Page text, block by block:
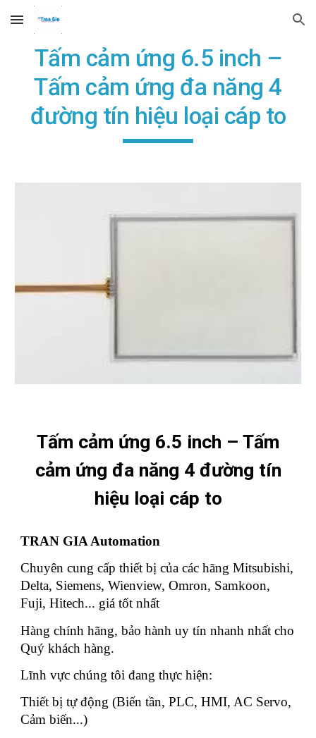
Skip to main content Skip to navigation
Tấm cảm ứng 6.5 inch –
Tấm cảm ứng đa năng 4
đường tín hiệu loại cáp to
Tấm cảm ứng 6.5 inch – Tấm
cảm ứng đa năng 4 đường tín
hiệu loại cáp to
TRAN GIA Automation
Chuyên cung cấp thiết bị của các hãng Mitsubishi,
Delta, Siemens, Wienview, Omron, Samkoon,
Fuji, Hitech... giá tốt nhất
Hàng chính hãng, bảo hành uy tín nhanh nhất cho
Quý khách hàng.
Lĩnh vực chúng tôi đang thực hiện:
Thiết bị tự động (Biến tần, PLC, HMI, AC Servo,
Cảm biến...)